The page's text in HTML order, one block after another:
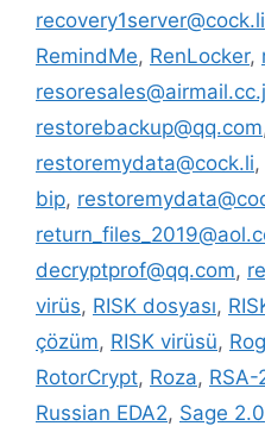
recovery1server@cock.li
RemindMe, RenLocker,
restorebackup@qq.com
restoremydata@cock.li,
bip,
decryptprof@qq.com,
virüs, RISK dosyası,
çözüm, RISK virüsü,
RotorCrypt, Roza,
Russian EDA2, Sage 2.0